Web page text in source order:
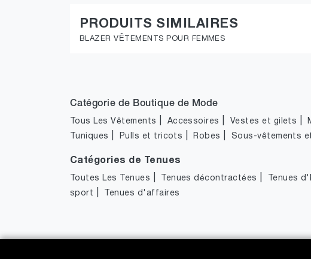
PRODUITS SIMILAIRES
BLAZER VÊTEMENTS POUR FEMMES
Catégorie de Boutique de Mode
Tous Les Vêtements Accessoires Vestes et gilets
Tuniques
Pulls et tricots Robes Sous-vêtements
Catégories de Tenues
Toutes Les Tenues Tenues décontractées Tenues
sport
Tenues d'affaires